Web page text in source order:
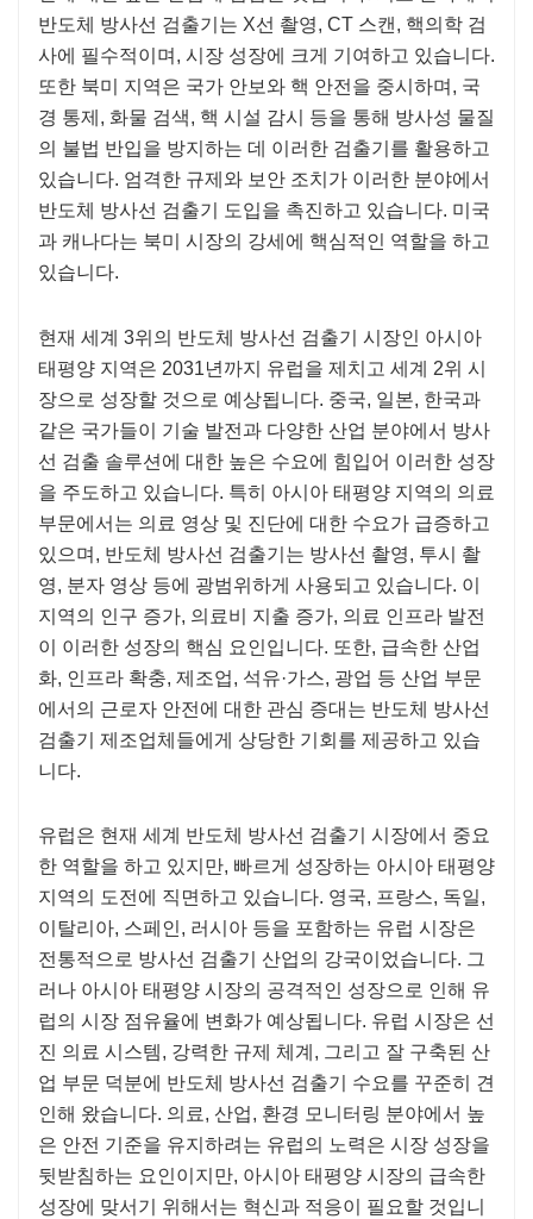
반도체 방사선 검출기는 X선 촬영, CT 스캔, 핵의학 검
사에 필수적이며, 시장 성장에 크게 기여하고 있습니다.
또한 북미 지역은 국가 안보와 핵 안전을 중시하며, 국
경 통제, 화물 검색, 핵 시설 감시 등을 통해 방사성 물질
의 불법 반입을 방지하는 데 이러한 검출기를 활용하고
있습니다. 엄격한 규제와 보안 조치가 이러한 분야에서
반도체 방사선 검출기 도입을 촉진하고 있습니다. 미국
과 캐나다는 북미 시장의 강세에 핵심적인 역할을 하고
있습니다.
현재 세계 3위의 반도체 방사선 검출기 시장인 아시아
태평양 지역은 2031년까지 유럽을 제치고 세계 2위 시
장으로 성장할 것으로 예상됩니다. 중국, 일본, 한국과
같은 국가들이 기술 발전과 다양한 산업 분야에서 방사
선 검출 솔루션에 대한 높은 수요에 힘입어 이러한 성장
을 주도하고 있습니다. 특히 아시아 태평양 지역의 의료
부문에서는 의료 영상 및 진단에 대한 수요가 급증하고
있으며, 반도체 방사선 검출기는 방사선 촬영, 투시 촬
영, 분자 영상 등에 광범위하게 사용되고 있습니다. 이
지역의 인구 증가, 의료비 지출 증가, 의료 인프라 발전
이 이러한 성장의 핵심 요인입니다. 또한, 급속한 산업
화, 인프라 확충, 제조업, 석유·가스, 광업 등 산업 부문
에서의 근로자 안전에 대한 관심 증대는 반도체 방사선
검출기 제조업체들에게 상당한 기회를 제공하고 있습
니다.
유럽은 현재 세계 반도체 방사선 검출기 시장에서 중요
한 역할을 하고 있지만, 빠르게 성장하는 아시아 태평양
지역의 도전에 직면하고 있습니다. 영국, 프랑스, ​​독일,
이탈리아, 스페인, 러시아 등을 포함하는 유럽 시장은
전통적으로 방사선 검출기 산업의 강국이었습니다. 그
러나 아시아 태평양 시장의 공격적인 성장으로 인해 유
럽의 시장 점유율에 변화가 예상됩니다. 유럽 시장은 선
진 의료 시스템, 강력한 규제 체계, 그리고 잘 구축된 산
업 부문 덕분에 반도체 방사선 검출기 수요를 꾸준히 견
인해 왔습니다. 의료, 산업, 환경 모니터링 분야에서 높
은 안전 기준을 유지하려는 유럽의 노력은 시장 성장을
뒷받침하는 요인이지만, 아시아 태평양 시장의 급속한
성장에 맞서기 위해서는 혁신과 적응이 필요할 것입니